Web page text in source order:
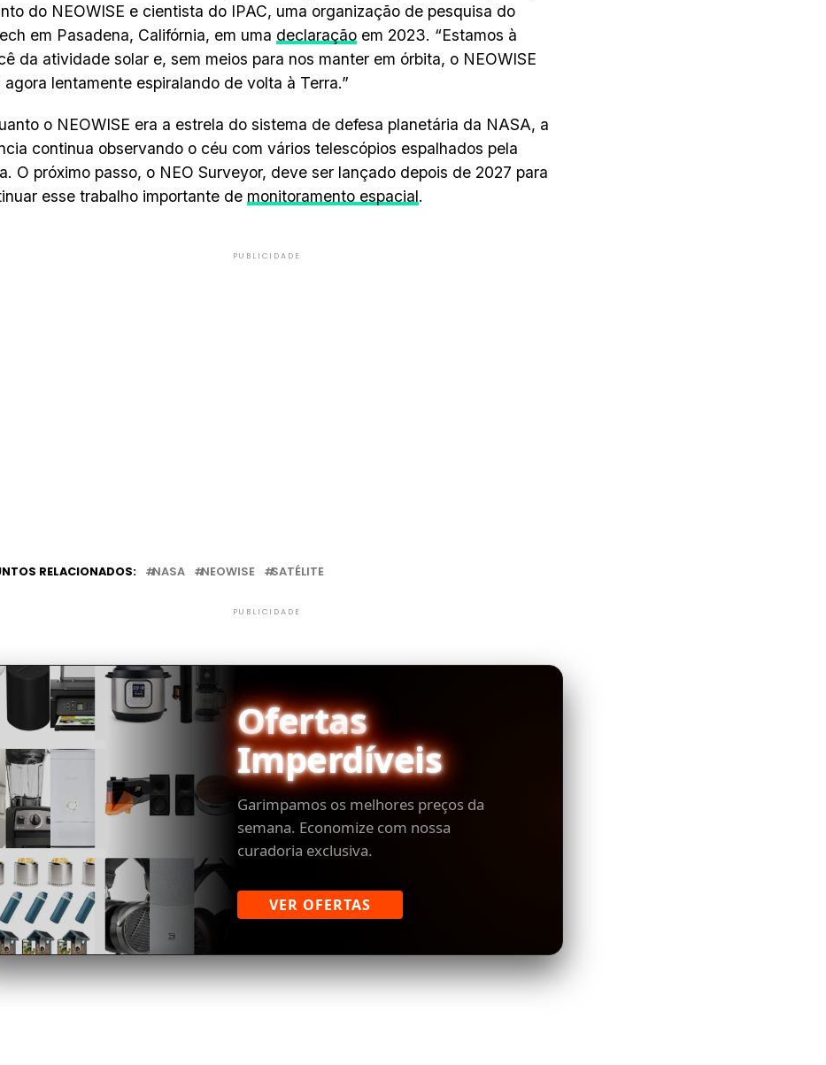
do NEOWISE e cientista do IPAC, uma organização de pesquisa do
em Pasadena, Califórnia, em uma declaração em 2023. “Estamos à
da atividade solar e, sem meios para nos manter em órbita, o NEOWISE
agora lentamente espiralando de volta à Terra.”
o NEOWISE era a estrela do sistema de defesa planetária da NASA, a
continua observando o céu com vários telescópios espalhados pela
O próximo passo, o NEO Surveyor, deve ser lançado depois de 2027 para
esse trabalho importante de monitoramento espacial.
PUBLICIDADE
RELACIONADOS: NASA NEOWISE SATÉLITE
PUBLICIDADE
Ofertas
Imperdíveis
Garimpamos os melhores preços da
semana. Economize com nossa
curadoria exclusiva.
VER OFERTAS